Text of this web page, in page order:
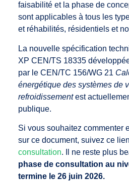
faisabilité et la phase de
sont applicables à tous les
et réhabilités, résidentiels et
La nouvelle spécification
XP CEN/TS 18335
par le CEN/TC 156/WG 21
énergétique des systèmes de
refroidissementest
publique.
Si vous souhaitez commenter
sur ce document, suivez ce
consultation. Il ne reste plus
phase de consultation au
termine le 26 juin 2026.